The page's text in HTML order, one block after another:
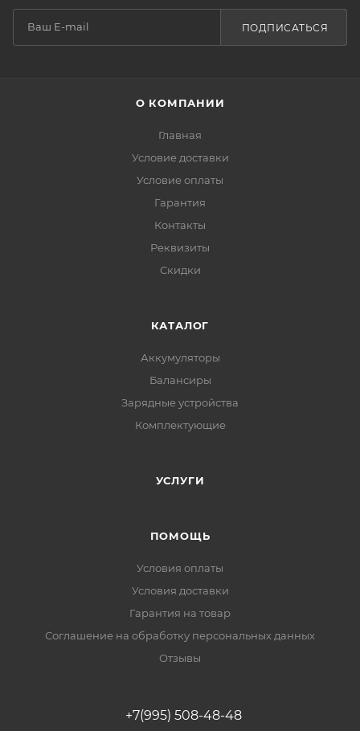
ПОДПИСАТЬСЯ
О КОМПАНИИ
Главная
Условие доставки
Условие оплаты
Гарантия
Контакты
Реквизиты
Скидки
КАТАЛОГ
Аккумуляторы
Балансиры
Зарядные устройства
Комплектующие
УСЛУГИ
ПОМОЩЬ
Условия оплаты
Условия доставки
Гарантия на товар
Соглашение на обработку персональных данных
Отзывы
+7(995) 508-48-48